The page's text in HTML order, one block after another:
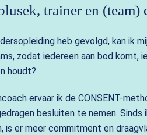
trainer en (team)
heb gevolgd, kan ik
zodat iedereen aan bod
houdt?
ervaar ik de CONSENT-
besluiten te nemen.
er meer commitment en